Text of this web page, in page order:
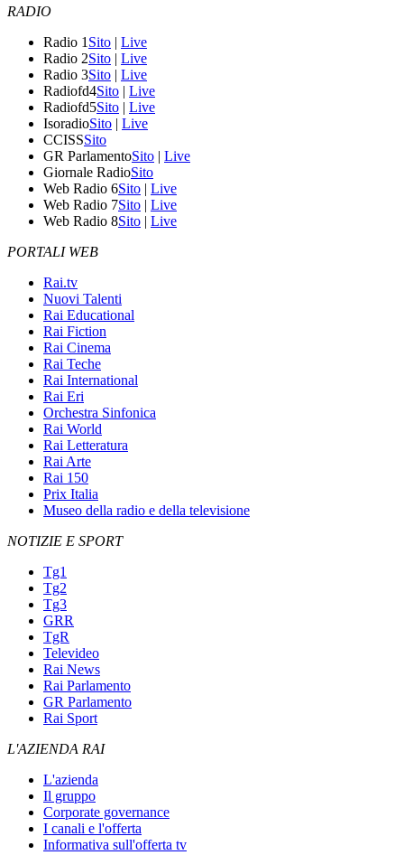
RADIO
Radio 1 Sito | Live
Radio 2Sito | Live
Radio 3Sito | Live
Radiofd4Sito | Live
Radiofd5Sito | Live
IsoradioSito | Live
CCISSSito
GR ParlamentoSito | Live
Giornale RadioSito
Web Radio 6Sito | Live
Web Radio 7Sito | Live
Web Radio 8Sito | Live
PORTALI WEB
Rai.tv
Nuovi Talenti
Rai Educational
Rai Fiction
Rai Cinema
Rai Teche
Rai International
Rai Eri
Orchestra Sinfonica
Rai World
Rai Letteratura
Rai Arte
Rai 150
Prix Italia
Museo della radio e della televisione
NOTIZIE E SPORT
Tg1
Tg2
Tg3
GRR
TgR
Televideo
Rai News
Rai Parlamento
GR Parlamento
Rai Sport
L'AZIENDA RAI
L'azienda
Il gruppo
Corporate governance
I canali e l'offerta
Informativa sull'offerta tv